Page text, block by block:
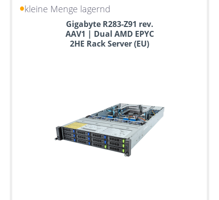
kleine Menge lagernd
Gigabyte R283-Z91 rev.
AAV1 | Dual AMD EPYC
2HE Rack Server (EU)